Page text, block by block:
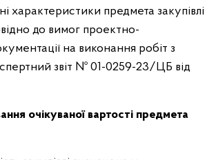
характеристики предмета закупівлі
до вимог проектно-
на виконання робіт з
звіт № 01-0259-23/ЦБ від
очікуваної вартості предмета